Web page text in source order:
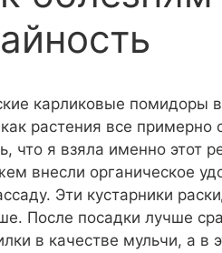
карликовые помидоры
растения все примерно
что я взяла именно этот
внесли органическое
Эти кустарники
После посадки лучше
в качестве мульчи, а в